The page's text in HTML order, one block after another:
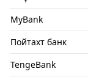
MyBank
Пойтахт банк
TengeBank